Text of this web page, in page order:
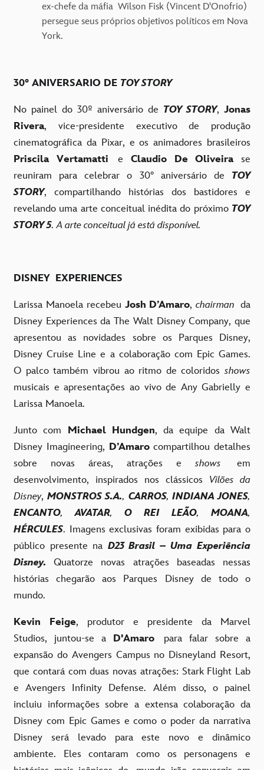
ex-chefe da máfia Wilson Fisk (Vincent D'Onofrio)
persegue seus próprios objetivos políticos em Nova
York.
30° ANIVERSARIO DE TOY STORY
No painel do 30º aniversário de TOY STORY, Jonas
Rivera, vice-presidente executivo de produção
cinematográfica da Pixar, e os animadores brasileiros
Priscila Vertamatti eClaudio De Oliveirase
reuniram para celebrar o 30° aniversário de TOY
STORY, compartilhando histórias dos bastidores e
revelando uma arte conceitual inédita do próximo TOY
STORY 5.A arte conceitual já está disponível.
DISNEY EXPERIENCES
Larissa Manoela recebeu Josh D’Amaro,chairman da
Disney Experiences da The Walt Disney Company, que
apresentou as novidades sobre os Parques Disney,
Disney Cruise Line e a colaboração com Epic Games.
O palco também vibrou ao ritmo de coloridosshows
musicais eapresentações ao vivo de Any Gabrielly e
Larissa Manoela.
Junto com Michael Hundgen,da equipe da Walt
Disney Imagineering, D’Amaro compartilhou detalhes
sobre novas áreas, atrações eshows em
desenvolvimento, inspirados nos clássicos Vilões da
Disney,MONSTROS S.A., CARROS, INDIANA JONES,
ENCANTO,AVATAR, O REI LEÃO, MOANA,
HÉRCULES. Imagens exclusivas foram exibidas para o
público presente na D23 Brasil – Uma Experiência
Disney.Quatorze novas atrações baseadas nessas
histórias chegarão aos Parques Disney de todo o
mundo.
Kevin Feige, produtor e presidente da Marvel
Studios, juntou-se a D'Amaro para falar sobre a
expansão do Avengers Campus no Disneyland Resort,
que contará com duas novas atrações: Stark Flight Lab
e Avengers Infinity Defense. Além disso, o painel
incluiu informações sobre a extensa colaboração da
Disney com Epic Games e como o poder da narrativa
Disney será levado para este novo e dinâmico
ambiente. Eles contaram como os personagens e